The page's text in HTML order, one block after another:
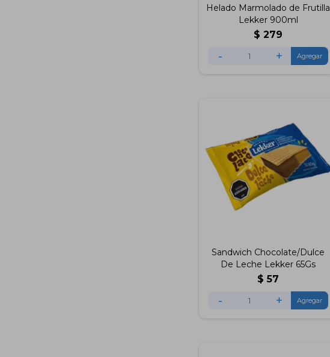
Helado Marmolado de Frutilla
Lekker 900ml
$ 279
- +
Sandwich Chocolate/Dulce
De Leche Lekker 65Gs
$ 57
- +